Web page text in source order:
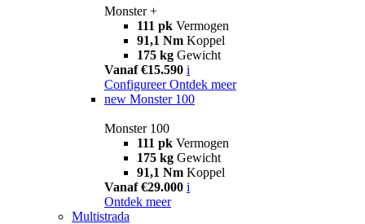
Monster +
111 pk Vermogen
91,1 Nm Koppel
175 kg Gewicht
Vanaf €15.590 i
Configureer Ontdek meer
new Monster 100
Monster 100
111 pk Vermogen
175 kg Gewicht
91,1 Nm Koppel
Vanaf €29.000 i
Ontdek meer
Multistrada